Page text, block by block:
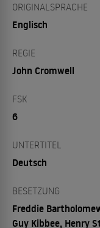
ORIGINALSPRACHE
Englisch
REGIE
John Cromwell
FSK
6
UNTERTITEL
Deutsch
BESETZUNG
Freddie
Guy Kibbee, Henry